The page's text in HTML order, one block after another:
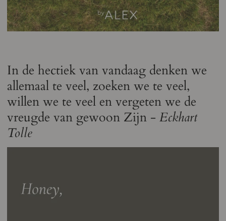
In de hectiek van vandaag denken we
allemaal te veel, zoeken we te veel,
willen we te veel en vergeten we de
vreugde van gewoon Zijn -Eckhart
Tolle